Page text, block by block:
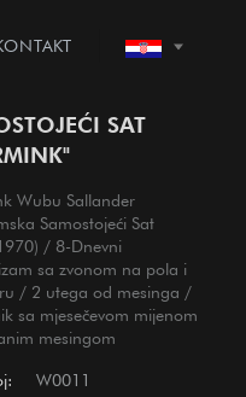
SAT
Wubu Sallander
Samostojeći Sat
/ 8-Dnevni
sa zvonom na pola i
/ 2 utega od mesinga /
sa mjesečevom mijenom
mesingom
W0011